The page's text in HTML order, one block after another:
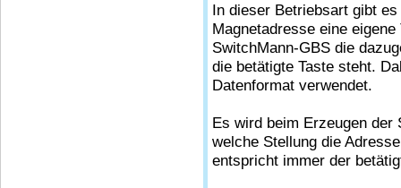
In dieser Betriebsart gibt
Magnetadresse eine
SwitchMann-GBS die
die betätigte Taste steht.
Datenformat verwendet.
Es wird beim Erzeugen der
welche Stellung die
entspricht immer der